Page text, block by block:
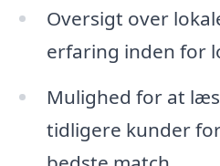
Oversigt over
erfaring inden for
Mulighed for at
tidligere kunder